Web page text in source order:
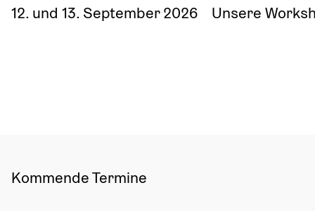
12. und 13. September 2026
Unsere
Kommende Termine